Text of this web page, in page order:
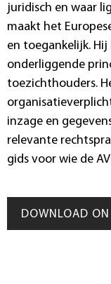
juridisch en waar
maakt het
en toegankelijk.
onderliggende
toezichthouders.
inzage en
relevante
gids voor wie de
DOWNLOAD ON